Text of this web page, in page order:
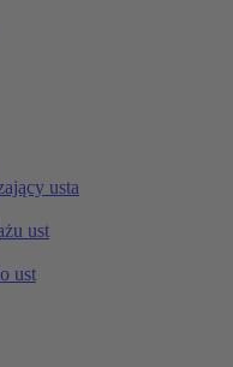
usta
ust
ust